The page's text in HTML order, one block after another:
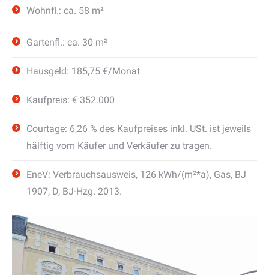
Wohnfl.: ca. 58 m²
Gartenfl.: ca. 30 m²
Hausgeld: 185,75 €/Monat
Kaufpreis: € 352.000
Courtage: 6,26 % des Kaufpreises inkl. USt. ist jeweils
hälftig vom Käufer und Verkäufer zu tragen.
EneV: Verbrauchsausweis, 126 kWh/(m²*a), Gas, BJ
1907, D, BJ-Hzg. 2013.